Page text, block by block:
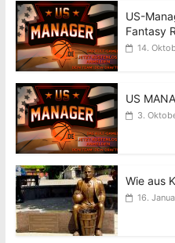
US-
Fantasy
14.
US
3.
Wie aus
16.